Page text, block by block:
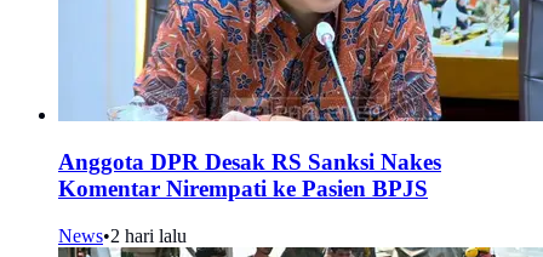
Anggota DPR Desak RS Sanksi Nakes
Komentar Nirempati ke Pasien BPJS
News•2 hari lalu